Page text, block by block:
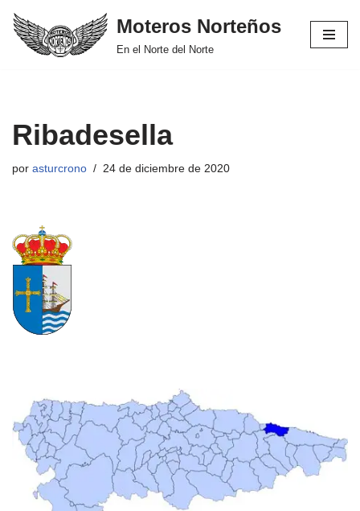
Saltar
Moteros Norteños
En el Norte del Norte
Ribadesella
por asturcrono 24 de diciembre de 2020